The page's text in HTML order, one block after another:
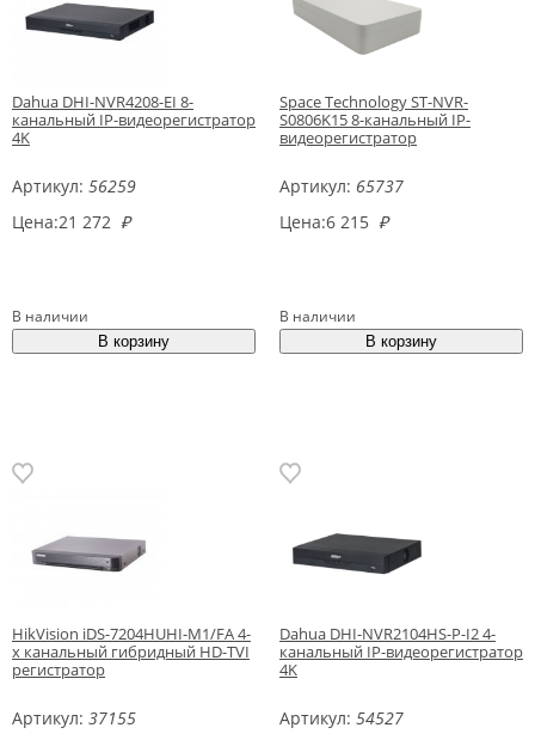
Dahua DHI-NVR4208-EI 8-
канальный IP-видеорегистратор
4K
Артикул: 56259
Цена:21 272 ₽
В наличии
Space Technology ST-NVR-
S0806K15 8-канальный IP-
видеорегистратор
Артикул: 65737
Цена:6 215 ₽
В наличии
HikVision iDS-7204HUHI-M1/FA 4-
х канальный гибридный HD-TVI
регистратор
Артикул: 37155
Dahua DHI-NVR2104HS-P-I2 4-
канальный IP-видеорегистратор
4K
Артикул: 54527